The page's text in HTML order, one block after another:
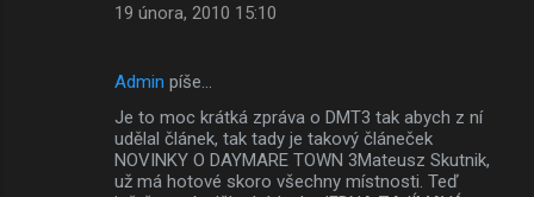
19 února, 2010 15:10
Admin píše…
Je to moc krátká zpráva o DMT3 tak abych z ní
udělal článek, tak tady je takový článeček
NOVINKY O DAYMARE TOWN 3Mateusz Skutnik,
už má hotové skoro všechny místnosti. Teď